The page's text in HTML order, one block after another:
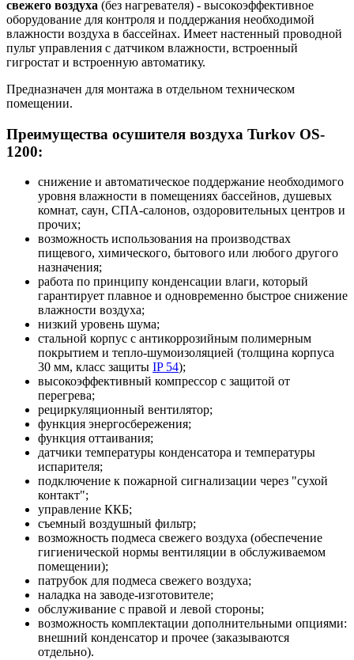
свежего воздуха (без нагревателя) - высокоэффективное
оборудование для контроля и поддержания необходимой
влажности воздуха в бассейнах. Имеет настенный проводной
пульт управления с датчиком влажности, встроенный
гигростат и встроенную автоматику.
Предназначен для монтажа в отдельном техническом
помещении.
Преимущества осушителя воздуха Turkov OS-
1200:
снижение и автоматическое поддержание необходимого
уровня влажности в помещениях бассейнов, душевых
комнат, саун, СПА-салонов, оздоровительных центров и
прочих;
возможность использования на производствах
пищевого, химического, бытового или любого другого
назначения;
работа по принципу конденсации влаги, который
гарантирует плавное и одновременно быстрое снижение
влажности воздуха;
низкий уровень шума;
стальной корпус с антикоррозийным полимерным
покрытием и тепло-шумоизоляцией (толщина корпуса
30 мм, класс защиты IP 54);
высокоэффективный компрессор с защитой от
перегрева;
рециркуляционный вентилятор;
функция энергосбережения;
функция оттаивания;
датчики температуры конденсатора и температуры
испарителя;
подключение к пожарной сигнализации через "сухой
контакт";
управление ККБ;
съемный воздушный фильтр;
возможность подмеса свежего воздуха (обеспечение
гигиенической нормы вентиляции в обслуживаемом
помещении);
патрубок для подмеса свежего воздуха;
наладка на заводе-изготовителе;
обслуживание с правой и левой стороны;
возможность комплектации дополнительными опциями:
внешний конденсатор и прочее (заказываются
отдельно).